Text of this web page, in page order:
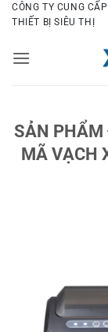
Bỏ
qua
dung
CÔNG TY CUNG
THIẾT BỊ SIÊU THỊ
SẢN PHẨM
MÃ VẠCH